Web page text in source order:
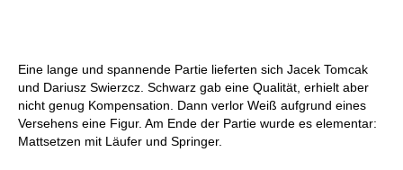
Eine lange und spannende Partie lieferten sich Jacek Tomcak
und Dariusz Swierzcz. Schwarz gab eine Qualität, erhielt aber
nicht genug Kompensation. Dann verlor Weiß aufgrund eines
Versehens eine Figur. Am Ende der Partie wurde es elementar:
Mattsetzen mit Läufer und Springer.